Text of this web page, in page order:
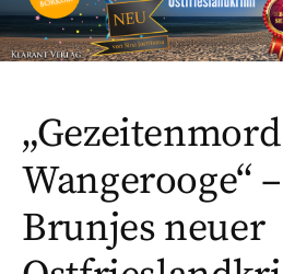
Wangerooge“
Brunjes neuer